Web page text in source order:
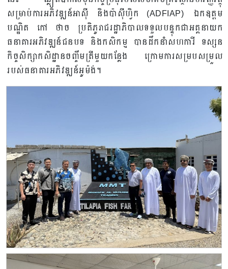
សម្រាប់​ការ​អភិវឌ្ឍន៍​អាស៊ី​ និង​ប៉ាស៊ីហ្វិក​ (ADFIAP) ឯកឧត្តម​
បណ្ឌិត​ កៅ​ ថាច​ ប្រតិភូ​រាជរដ្ឋាភិបាល​ទទួល​បន្ទុក​ជា​អគ្គនាយក​
ធនាគារ​អភិវឌ្ឍន៍​ជនបទ​ និង​កសិកម្ម​ បានដឹក​នាំ​សហការី​ ទស្សន
កិច្ចសិក្សា​កសិដ្ឋាន​ចញ្ចឹម​ត្រី​មួយ​កន្លែង​ ក្រោម​ការ​សម្របសម្រួល​
របស់​ធនាគារ​អភិវឌ្ឍន៍​អូម៉ង់​។